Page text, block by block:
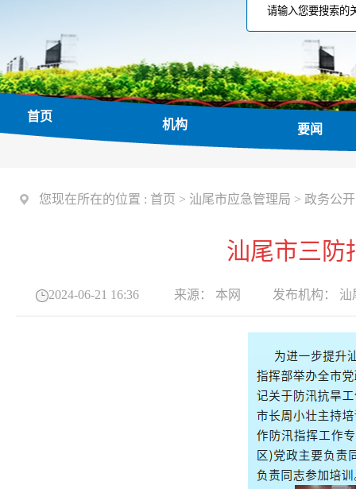
首页
机构 要闻
您现在所在的位置 : 首页 > 汕尾市应急管理局 > 政务公开
汕尾市三防
2024-06-21 16:36 来源： 本网 发布机构： 汕